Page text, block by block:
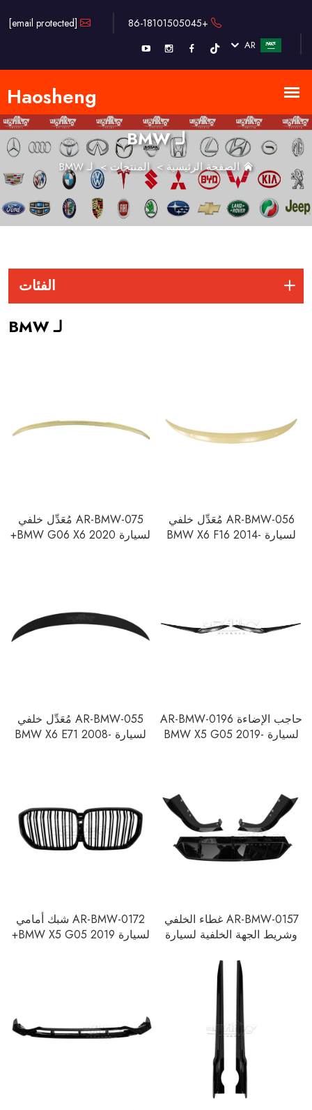
+86-18101505045
[email protected]
AR
لـ BMW
الصفحة الرئيسية >المنتجات >لـ BMW
الفئات
لـ BMW
AR-BMW-075 مُعَدِّل خلفي
لسيارة BMW G06 X6 2020+
AR-BMW-056 مُعَدِّل خلفي
لسيارة BMW X6 F16 2014-
AR-BMW-055 مُعَدِّل خلفي
لسيارة BMW X6 E71 2008-
حاجب الإضاءة AR-BMW-0196
لسيارة BMW X5 G05 2019-
AR-BMW-0172 شبك أمامي
لسيارة BMW X5 G05 2019+
AR-BMW-0157 غطاء الخلفي
وشريط الجهة الخلفية لسيارة